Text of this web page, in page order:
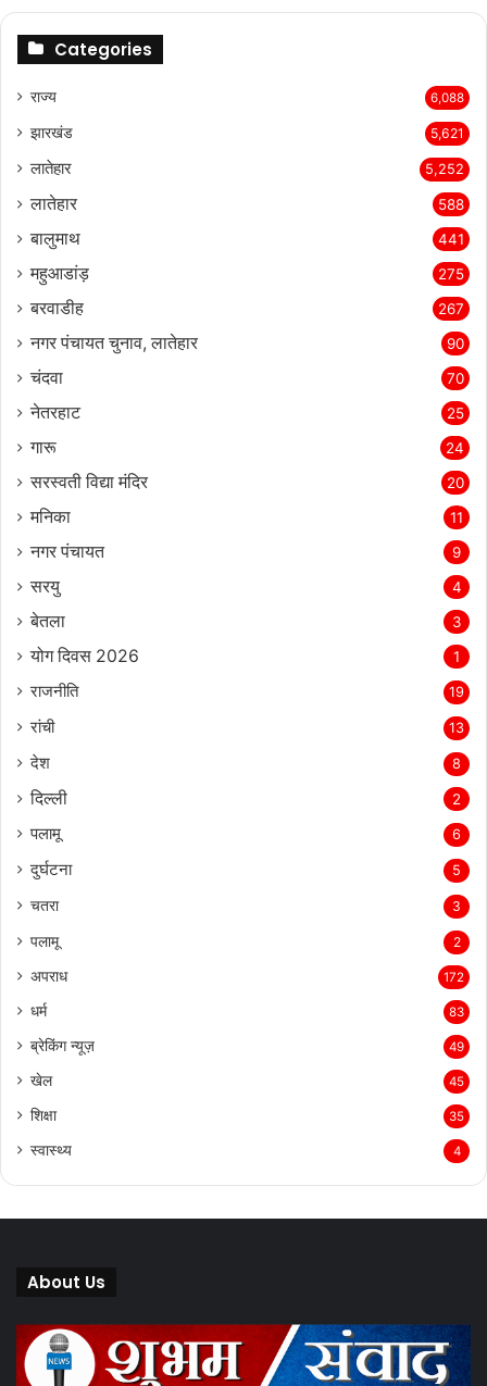
Categories
राज्‍य 6,088
झारखंड 5,621
लातेहार 5,252
लातेहार 588
बालुमाथ 441
महुआडांड़ 275
बरवाडीह 267
नगर पंचायत चुनाव, लातेहार 90
चंदवा 70
नेतरहाट 25
गारू 24
सरस्‍वती विद्या मंदिर 20
मनिका 11
नगर पंचायत 9
सरयु 4
बेतला 3
योग दिवस 2026 1
राजनीति 19
रांची 13
देश 8
दिल्‍ली 2
पलामू 6
दुर्घटना 5
चतरा 3
पलामू 2
अपराध 172
धर्म 83
ब्रेकिंग न्यूज़ 49
खेल 45
शिक्षा 35
स्वास्थ्य 4
About Us